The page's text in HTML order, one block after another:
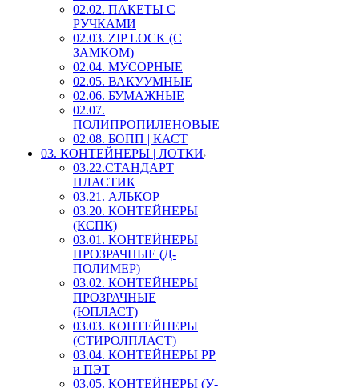
02.02. ПАКЕТЫ С
РУЧКАМИ
02.03. ZIP LOСK (С
ЗАМКОМ)
02.04. МУСОРНЫЕ
02.05. ВАКУУМНЫЕ
02.06. БУМАЖНЫЕ
02.07.
ПОЛИПРОПИЛЕНОВЫЕ
02.08. БОПП | КАСТ
03. КОНТЕЙНЕРЫ | ЛОТКИ
03.22.СТАНДАРТ
ПЛАСТИК
03.21. АЛЬКОР
03.20. КОНТЕЙНЕРЫ
(КСПК)
03.01. КОНТЕЙНЕРЫ
ПРОЗРАЧНЫЕ (Д-
ПОЛИМЕР)
03.02. КОНТЕЙНЕРЫ
ПРОЗРАЧНЫЕ
(ЮПЛАСТ)
03.03. КОНТЕЙНЕРЫ
(СТИРОЛПЛАСТ)
03.04. КОНТЕЙНЕРЫ РР
и ПЭТ
03.05. КОНТЕЙНЕРЫ (У-